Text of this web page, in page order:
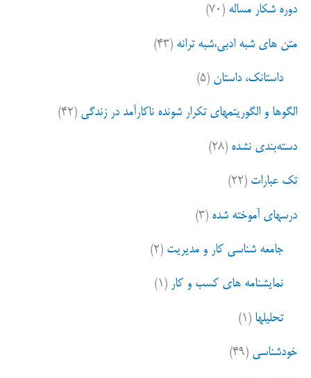
پدرت
افتخار
به
خودم
ب
ا
دوره شکار مساله (۷۰)
متن های شبه ادبی،شبه ترانه (۴۳)
داستانک، داستان (۵)
الگوها و الگوریتمهای تکرار شونده ناکارآمد در زندگی (۴۲)
دسته‌بندی نشده (۲۸)
تک عبارات (۲۲)
درسهای آموخته شده (۳)
جامعه شناسی کار و مدیریت (۲)
نمایشنامه های کسب و کار (۱)
تحلیلها (۱)
خودشناسی (۴۹)